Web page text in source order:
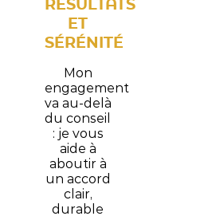
RÉSULTATS
ET
SÉRÉNITÉ
Mon
engagement
va au-delà
du conseil
: je vous
aide à
aboutir à
un accord
clair,
durable